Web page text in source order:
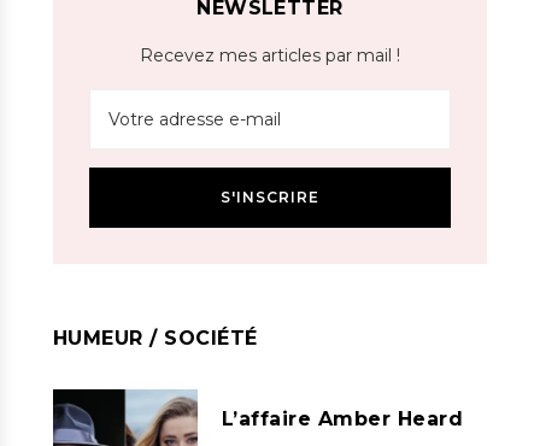
NEWSLETTER
Recevez mes articles par mail !
HUMEUR / SOCIÉTÉ
L’affaire Amber Heard